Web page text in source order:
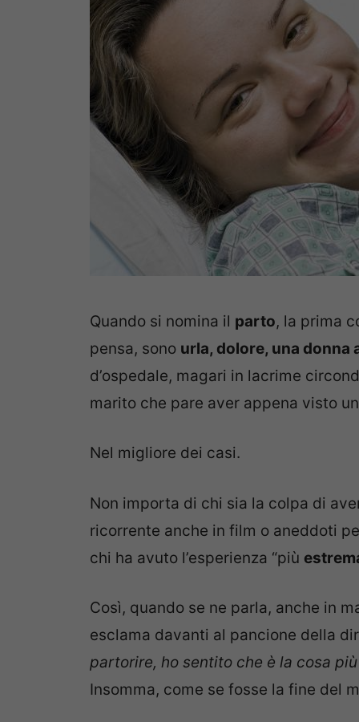
Quando si nomina il parto, la prima
pensa, sono urla, dolore, una donna
d’ospedale, magari in lacrime
marito che pare aver appena visto
Nel migliore dei casi.
Non importa di chi sia la colpa di
ricorrente anche in film o aneddoti
chi ha avuto l’esperienza “più
Così, quando se ne parla, anche in
esclama davanti al pancione della
partorire, ho sentito che è la cosa
Insomma, come se fosse la fine del